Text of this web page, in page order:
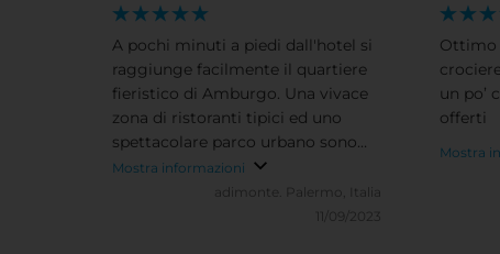
A pochi minuti a piedi dall'hotel si
raggiunge facilmente il quartiere
fieristico di Amburgo. Una vivace
zona di ristoranti tipici ed uno
spettacolare parco urbano sono
pure a pochi passi. Da non perdere
il giardino giapponese, con
Mostra informazioni
adimonte.
Palermo, Italia
11/09/2023
Ottimo
un po’
offerti
Mostra